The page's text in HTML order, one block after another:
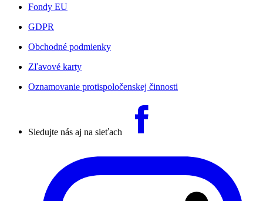
Fondy EU
GDPR
Obchodné podmienky
Zľavové karty
Oznamovanie protispoločenskej činnosti
Sledujte nás aj na sieťach